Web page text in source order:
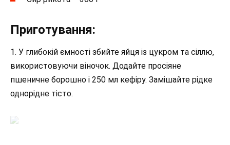
Приготування:
1. У глибокій ємності збийте яйця із цукром та сіллю,
використовуючи віночок. Додайте просіяне
пшеничне борошно і 250 мл кефіру. Замішайте рідке
однорідне тісто.